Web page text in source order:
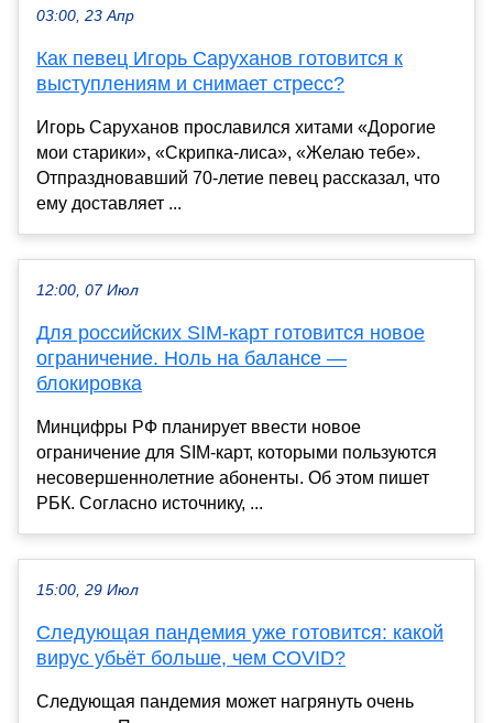
03:00, 23 Апр
Как певец Игорь Саруханов готовится к
выступлениям и снимает стресс?
Игорь Саруханов прославился хитами «Дорогие
мои старики», «Скрипка-лиса», «Желаю тебе».
Отпраздновавший 70-летие певец рассказал, что
ему доставляет ...
12:00, 07 Июл
Для российских SIM-карт готовится новое
ограничение. Ноль на балансе —
блокировка
Минцифры РФ планирует ввести новое
ограничение для SIM-карт, которыми пользуются
несовершеннолетние абоненты. Об этом пишет
РБК. Согласно источнику, ...
15:00, 29 Июл
Следующая пандемия уже готовится: какой
вирус убьёт больше, чем COVID?
Следующая пандемия может нагрянуть очень